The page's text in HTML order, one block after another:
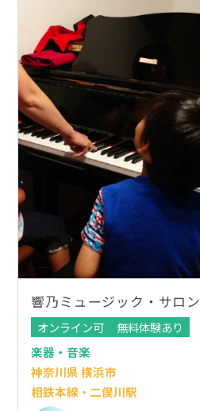
響乃ミュージック・サロン
オンライン可
無料体験あり
楽器・音楽
神奈川県 横浜市
相鉄本線・二俣川駅